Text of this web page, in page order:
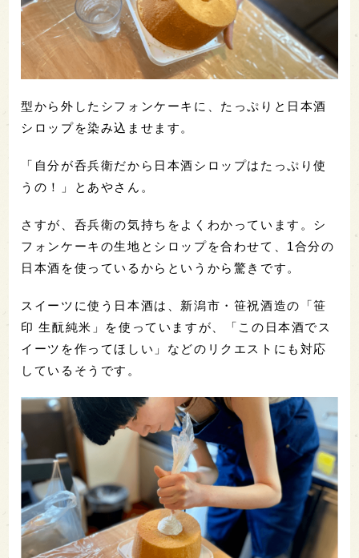
型から外したシフォンケーキに、たっぷりと日本酒
シロップを染み込ませます。
「自分が呑兵衛だから日本酒シロップはたっぷり使
うの！」とあやさん。
さすが、呑兵衛の気持ちをよくわかっています。シ
フォンケーキの生地とシロップを合わせて、1合分の
日本酒を使っているからというから驚きです。
スイーツに使う日本酒は、新潟市・笹祝酒造の「笹
印 生酛純米」を使っていますが、「この日本酒でス
イーツを作ってほしい」などのリクエストにも対応
しているそうです。